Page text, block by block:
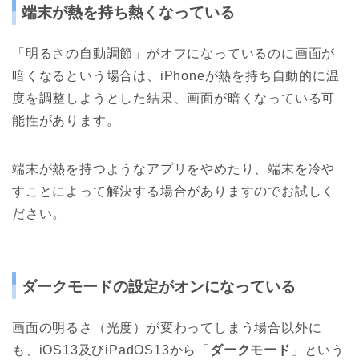
端末が熱を持ち熱くなっている
「明るさの自動調節」がオフになっているのに画面が
暗くなるという場合は、iPhoneが熱を持ち自動的に温
度を調整しようとした結果、画面が暗くなっている可
能性があります。
端末が熱を持つようなアプリをやめたり、端末を冷や
すことによって解決する場合がありますのでお試しく
ださい。
ダークモードの設定がオンになっている
画面の明るさ（光度）が変わってしまう場合以外に
も、iOS13及びiPadOS13から「 ダークモード 」という